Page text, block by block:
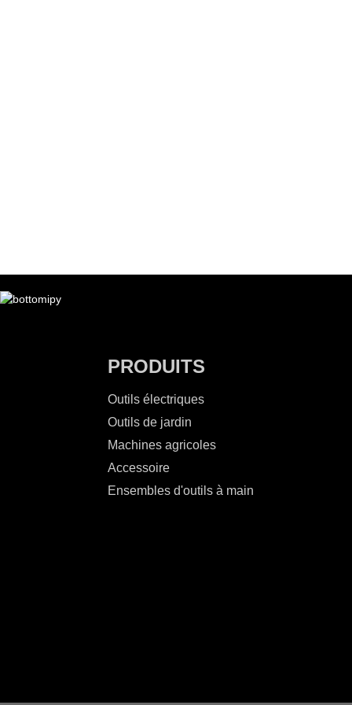
PRODUITS
Outils électriques
Outils de jardin
Machines agricoles
Accessoire
Ensembles d'outils à main